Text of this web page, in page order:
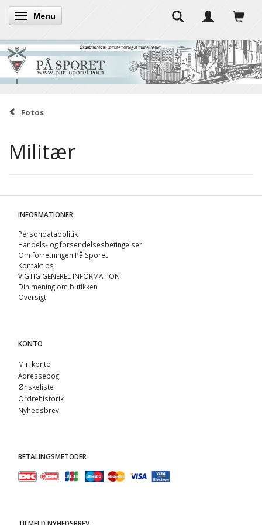
Skifte navigation
Menu
Fotos
Militær
INFORMATIONER
Persondatapolitik
Handels- og forsendelsesbetingelser
Om forretningen På Sporet
Kontakt os
VIGTIG GENEREL INFORMATION
Din mening om butikken
Oversigt
KONTO
Min konto
Adressebog
Ønskeliste
Ordrehistorik
Nyhedsbrev
BETALINGSMETODER